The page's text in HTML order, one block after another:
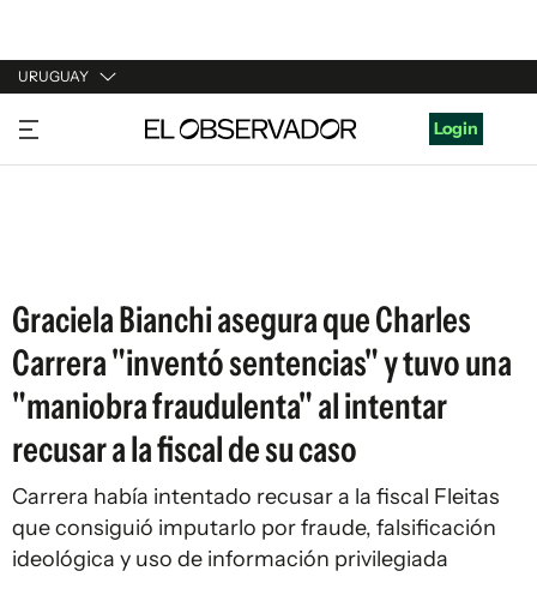
URUGUAY
URUGUAY
ARGENTINA
Login
Graciela Bianchi asegura que Charles
Carrera "inventó sentencias" y tuvo una
"maniobra fraudulenta" al intentar
recusar a la fiscal de su caso
Carrera había intentado recusar a la fiscal Fleitas
que consiguió imputarlo por fraude, falsificación
ideológica y uso de información privilegiada